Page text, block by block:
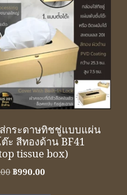
กระดาษทิชชู่แบบแผ่น
ะ สีทองด้าน BF41
tissue box)
Original
฿990.00Current